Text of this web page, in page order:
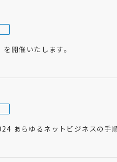
開催いたします。
あらゆるネットビジネスの